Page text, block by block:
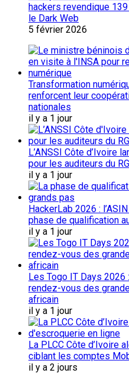
hackers revendique
le Dark Web
5 février 2026
Transformation
renforcent leur
nationales
il y a 1 jour
L’ANSSI Côte d’Ivoire
pour les auditeurs du
il y a 1 jour
HackerLab 2026 :
phase de qualification
il y a 1 jour
Les Togo IT Days 2026
rendez-vous des
africain
il y a 1 jour
La PLCC Côte d’Ivoire
ciblant les comptes
il y a 2 jours